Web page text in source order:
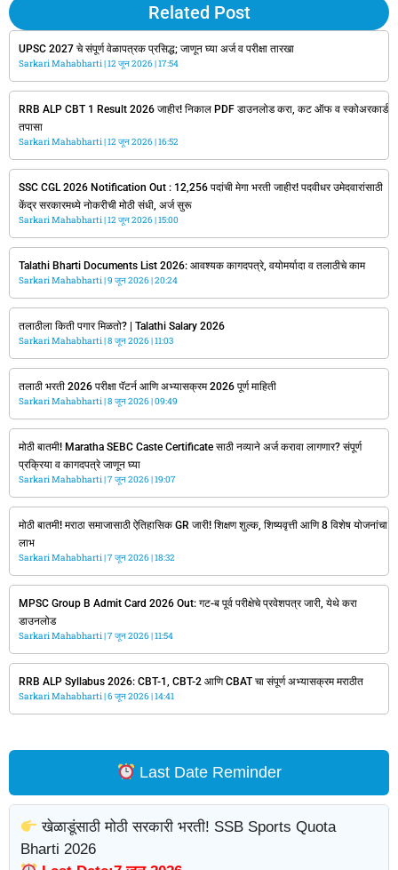
आपल्या वापरकर्त्यांसाठी अचूक, वेळेवर, सत्य आणि विश्वसनीय
माहिती प्रदान करण्याचे काम करते.
Sarkarimahabharti.com वर सरकारी विभागाच्या
अधिकृत जाहिरातींच्या आधारेच सरकारी नोकऱ्यांची नोटिफिकेशन
उपलब्ध करून दिली जाते.
Related Post
UPSC 2027 चे संपूर्ण वेळापत्रक प्रसिद्ध; जाणून घ्या अर्ज व परीक्षा तारखा
Sarkari Mahabharti 12 जून 2026 17:54
RRB ALP CBT 1 Result 2026 जाहीर! निकाल PDF डाउनलोड करा, कट ऑफ व स्कोअरकार्ड
तपासा
Sarkari Mahabharti 12 जून 2026 16:52
SSC CGL 2026 Notification Out : 12,256 पदांची मेगा भरती जाहीर! पदवीधर उमेदवारांसाठी
केंद्र सरकारमध्ये नोकरीची मोठी संधी, अर्ज सुरू
Sarkari Mahabharti 12 जून 2026 15:00
Talathi Bharti Documents List 2026: आवश्यक कागदपत्रे, वयोमर्यादा व तलाठीचे काम
Sarkari Mahabharti 9 जून 2026 20:24
तलाठीला किती पगार मिळतो? | Talathi Salary 2026
Sarkari Mahabharti 8 जून 2026 11:03
तलाठी भरती 2026 परीक्षा पॅटर्न आणि अभ्यासक्रम 2026 पूर्ण माहिती
Sarkari Mahabharti 8 जून 2026 09:49
मोठी बातमी! Maratha SEBC Caste Certificate साठी नव्याने अर्ज करावा लागणार? संपूर्ण
प्रक्रिया व कागदपत्रे जाणून घ्या
Sarkari Mahabharti 7 जून 2026 19:07
मोठी बातमी! मराठा समाजासाठी ऐतिहासिक GR जारी! शिक्षण शुल्क, शिष्यवृत्ती आणि 8 विशेष योजनांचा
लाभ
Sarkari Mahabharti 7 जून 2026 18:32
MPSC Group B Admit Card 2026 Out: गट-ब पूर्व परीक्षेचे प्रवेशपत्र जारी, येथे करा
डाउनलोड
Sarkari Mahabharti 7 जून 2026 11:54
RRB ALP Syllabus 2026: CBT-1, CBT-2 आणि CBAT चा संपूर्ण अभ्यासक्रम मराठीत
Sarkari Mahabharti 6 जून 2026 14:41
Last Date Reminder
खेळाडूंसाठी मोठी सरकारी भरती! SSB Sports Quota
Bharti 2026